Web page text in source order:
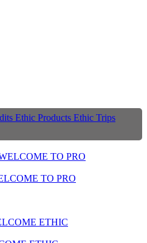
Ethic Products Ethic Trips
TO PRO